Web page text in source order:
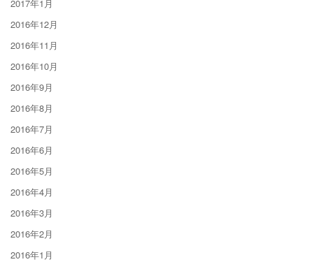
2017年1月
2016年12月
2016年11月
2016年10月
2016年9月
2016年8月
2016年7月
2016年6月
2016年5月
2016年4月
2016年3月
2016年2月
2016年1月